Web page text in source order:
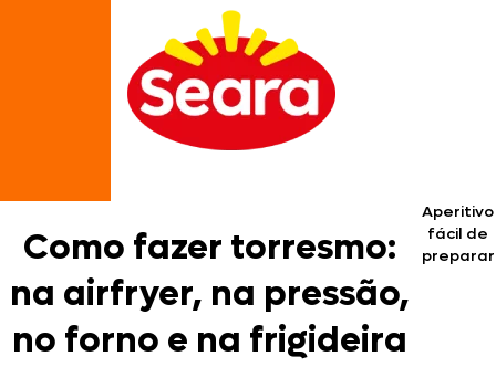
Como fazer torresmo:
na airfryer, na pressão,
no forno e na frigideira
Aperitivo
fácil de
preparar